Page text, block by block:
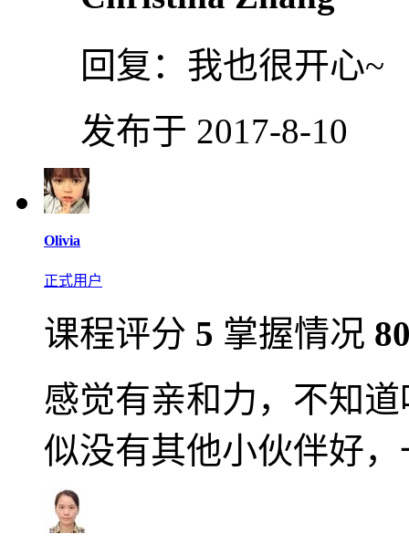
回复： 我也很开心~
发布于 2017-8-10
Olivia
正式用户
课程评分 5 掌握情况
感觉有亲和力，不知
似没有其他小伙伴好